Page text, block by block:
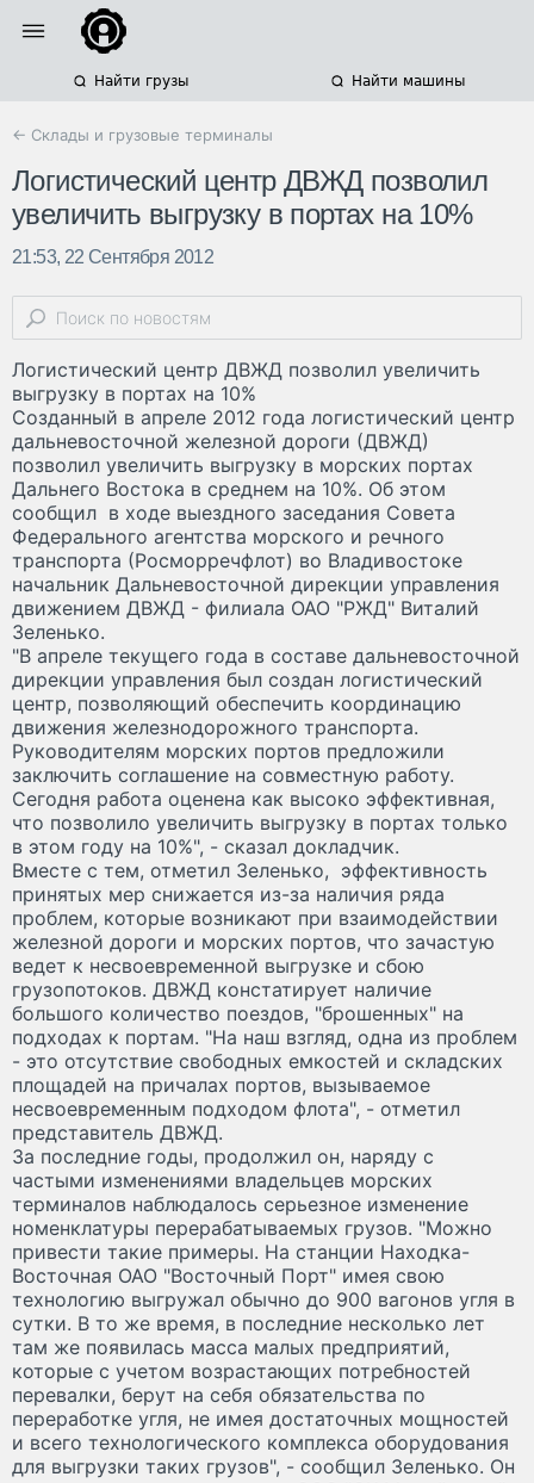
Найти грузы Найти машины
← Склады и грузовые терминалы
Логистический центр ДВЖД позволил
увеличить выгрузку в портах на 10%
21:53, 22 Сентября 2012
Логистический центр ДВЖД позволил увеличить
выгрузку в портах на 10%
Созданный в апреле 2012 года логистический центр
дальневосточной железной дороги (ДВЖД)
позволил увеличить выгрузку в морских портах
Дальнего Востока в среднем на 10%. Об этом
сообщил в ходе выездного заседания Совета
Федерального агентства морского и речного
транспорта (Росморречфлот) во Владивостоке
начальник Дальневосточной дирекции управления
движением ДВЖД - филиала ОАО "РЖД" Виталий
Зеленько.
"В апреле текущего года в составе дальневосточной
дирекции управления был создан логистический
центр, позволяющий обеспечить координацию
движения железнодорожного транспорта.
Руководителям морских портов предложили
заключить соглашение на совместную работу.
Сегодня работа оценена как высоко эффективная,
что позволило увеличить выгрузку в портах только
в этом году на 10%", - сказал докладчик.
Вместе с тем, отметил Зеленько, эффективность
принятых мер снижается из-за наличия ряда
проблем, которые возникают при взаимодействии
железной дороги и морских портов, что зачастую
ведет к несвоевременной выгрузке и сбою
грузопотоков. ДВЖД констатирует наличие
большого количество поездов, "брошенных" на
подходах к портам. "На наш взгляд, одна из проблем
- это отсутствие свободных емкостей и складских
площадей на причалах портов, вызываемое
несвоевременным подходом флота", - отметил
представитель ДВЖД.
За последние годы, продолжил он, наряду с
частыми изменениями владельцев морских
терминалов наблюдалось серьезное изменение
номенклатуры перерабатываемых грузов. "Можно
привести такие примеры. На станции Находка-
Восточная ОАО "Восточный Порт" имея свою
технологию выгружал обычно до 900 вагонов угля в
сутки. В то же время, в последние несколько лет
там же появилась масса малых предприятий,
которые с учетом возрастающих потребностей
перевалки, берут на себя обязательства по
переработке угля, не имея достаточных мощностей
и всего технологического комплекса оборудования
для выгрузки таких грузов", - сообщил Зеленько. Он